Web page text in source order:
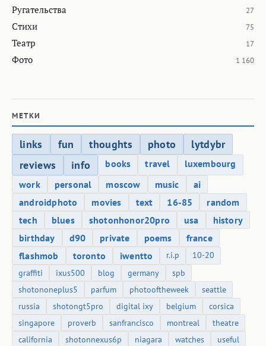
Ругательства 27
Стихи 75
Театр 17
Фото 1 160
МЕТКИ
links fun thoughts photo
lytdybr
reviews
info books travel
luxembourg
work
personal moscow music
ai
androidphoto
movies text 16-85
random
tech
blues shotonhonor20pro usa
history
birthday
d90 private poems
france
flashmob
toronto iwentto r.i.p
10-20
graffiti
ixus500 blog germany
spb
shotononeplus5
parfum photooftheweek
seattle
russia
shotongt5pro digital ixy belgium
corsica
singapore
proverb sanfrancisco montreal
theatre
california
shotonnexus6p niagara watches useful